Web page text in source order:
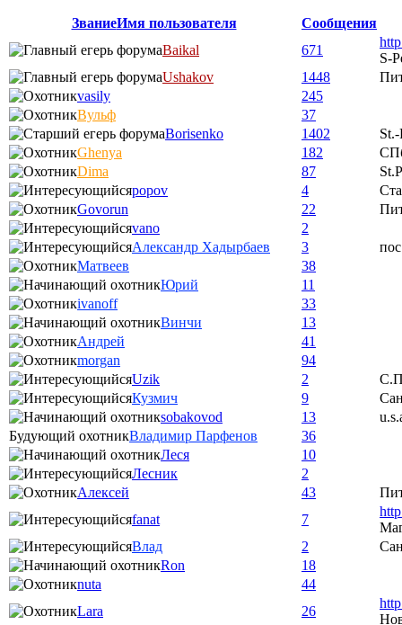
ЗваниеИмя пользователя
Сообщения
Baikal
671
S-
Ushakov
1448
vasily
245
Вульф
37
Borisenko
1402
Ghenya
182
Dima
87
popov
4
Govorun
22
vano
2
Александр Хадырбаев
3
Матвеев
38
Юрий
11
ivanoff
33
Винчи
13
Андрей
41
morgan
94
Uzik
2
Кузмич
9
sobakovod
13
Будующий охотникВладимир Парфенов
36
Леся
10
Лесник
2
Алексей
43
fanat
7
Влад
2
Ron
18
nuta
44
Lara
26